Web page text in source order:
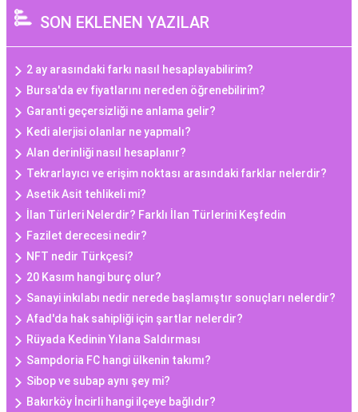
SON EKLENEN YAZILAR
2 ay arasındaki farkı nasıl hesaplayabilirim?
Bursa'da ev fiyatlarını nereden öğrenebilirim?
Garanti geçersizliği ne anlama gelir?
Kedi alerjisi olanlar ne yapmalı?
Alan derinliği nasıl hesaplanır?
Tekrarlayıcı ve erişim noktası arasındaki farklar nelerdir?
Asetik Asit tehlikeli mi?
İlan Türleri Nelerdir? Farklı İlan Türlerini Keşfedin
Fazilet derecesi nedir?
NFT nedir Türkçesi?
20 Kasım hangi burç olur?
Sanayi inkılabı nedir nerede başlamıştır sonuçları nelerdir?
Afad'da hak sahipliği için şartlar nelerdir?
Rüyada Kedinin Yılana Saldırması
Sampdoria FC hangi ülkenin takımı?
Sibop ve subap aynı şey mi?
Bakırköy İncirli hangi ilçeye bağlıdır?